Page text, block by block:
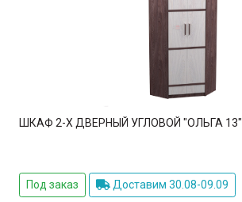
ШКАФ 2-Х ДВЕРНЫЙ УГЛОВОЙ "ОЛЬГА 13"
Под заказ
Доставим 30.08-09.09